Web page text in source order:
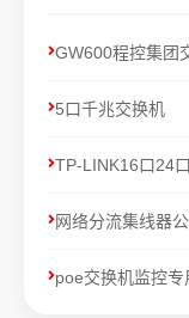
GW600程控集团
5口千兆交换机
TP-LINK16口24
网络分流集线器
poe交换机监控专